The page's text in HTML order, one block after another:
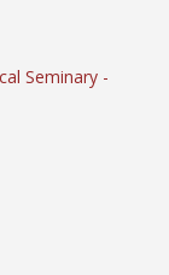
Seminary -